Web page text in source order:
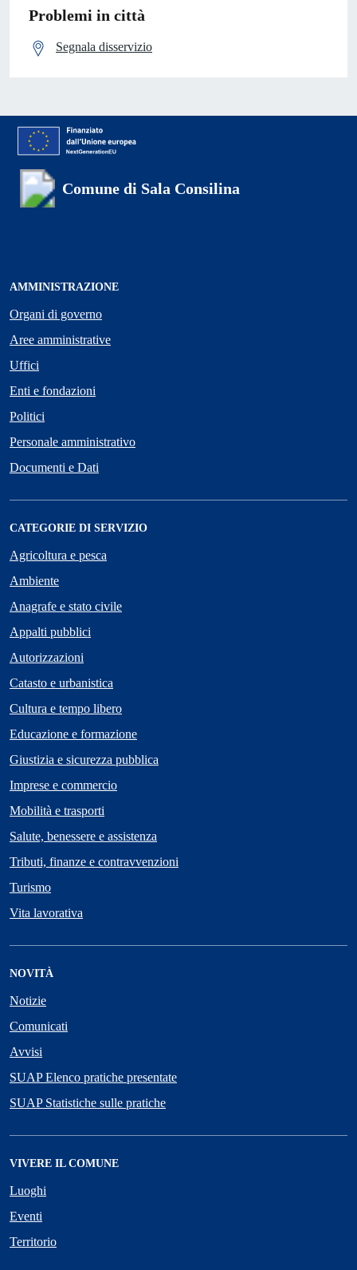
Problemi in città
Segnala disservizio
Comune di Sala Consilina
AMMINISTRAZIONE
Organi di governo
Aree amministrative
Uffici
Enti e fondazioni
Politici
Personale amministrativo
Documenti e Dati
CATEGORIE DI SERVIZIO
Agricoltura e pesca
Ambiente
Anagrafe e stato civile
Appalti pubblici
Autorizzazioni
Catasto e urbanistica
Cultura e tempo libero
Educazione e formazione
Giustizia e sicurezza pubblica
Imprese e commercio
Mobilità e trasporti
Salute, benessere e assistenza
Tributi, finanze e contravvenzioni
Turismo
Vita lavorativa
NOVITÀ
Notizie
Comunicati
Avvisi
SUAP Elenco pratiche presentate
SUAP Statistiche sulle pratiche
VIVERE IL COMUNE
Luoghi
Eventi
Territorio